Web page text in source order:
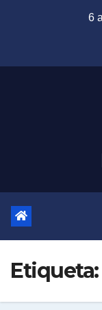
6
Etiqueta: